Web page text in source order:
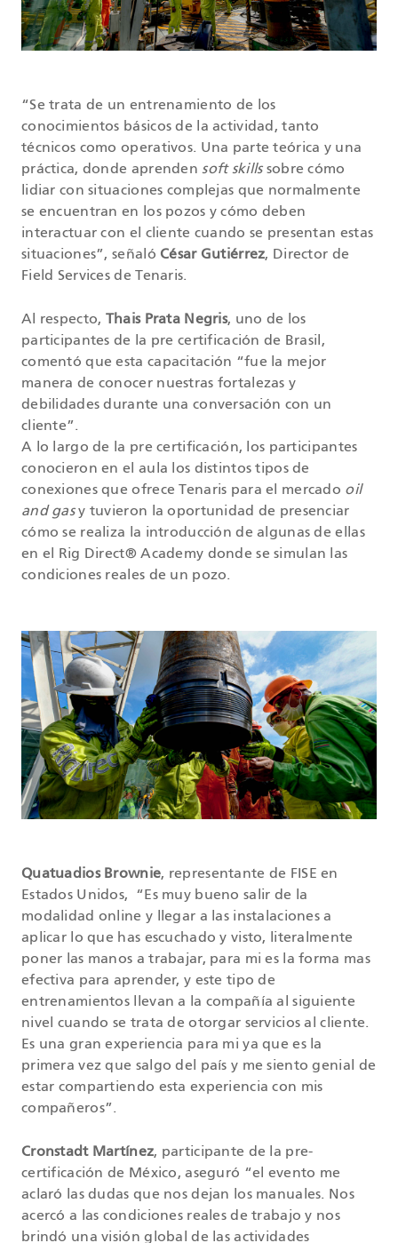
“Se trata de un entrenamiento de los
conocimientos básicos de la actividad, tanto
técnicos como operativos. Una parte teórica y una
práctica, donde aprendensoft skills sobre cómo
lidiar con situaciones complejas que normalmente
se encuentran en los pozos y cómo deben
interactuar con el cliente cuando se presentan estas
situaciones”, señaló César Gutiérrez, Director de
Field Services de Tenaris.
Al respecto, Thais Prata Negris, uno de los
participantes de la pre certificación de Brasil,
comentó que esta capacitación “fue la mejor
manera de conocer nuestras fortalezas y
debilidades durante una conversación con un
cliente”.
A lo largo de la pre certificación, los participantes
conocieron en el aula los distintos tipos de
conexiones que ofrece Tenaris para el mercado oil
and gasy tuvieron la oportunidad de presenciar
cómo se realiza la introducción de algunas de ellas
en el Rig Direct® Academy donde se simulan las
condiciones reales de un pozo.
Quatuadios Brownie, representante de FISE en
Estados Unidos, “Es muy bueno salir de la
modalidad online y llegar a las instalaciones a
aplicar lo que has escuchado y visto, literalmente
poner las manos a trabajar, para mi es la forma mas
efectiva para aprender, y este tipo de
entrenamientos llevan a la compañía al siguiente
nivel cuando se trata de otorgar servicios al cliente.
Es una gran experiencia para mi ya que es la
primera vez que salgo del país y me siento genial de
estar compartiendo esta experiencia con mis
compañeros”.
Cronstadt Martínez, participante de la pre-
certificación de México, aseguró “el evento me
aclaró las dudas que nos dejan los manuales. Nos
acercó a las condiciones reales de trabajo y nos
brindó una visión global de las actividades